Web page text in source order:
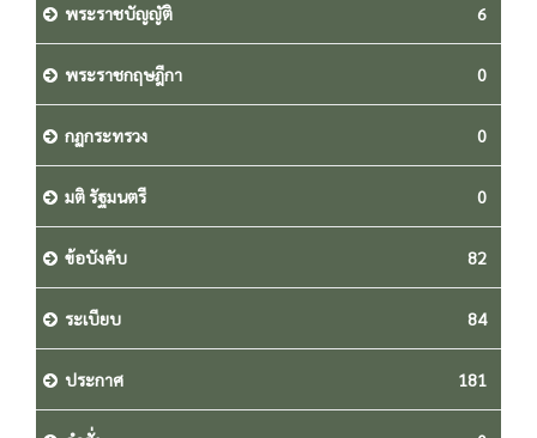
พระราชบัญญัติ 6
พระราชกฤษฎีกา 0
กฏกระทรวง 0
มติ รัฐมนตรี 0
ข้อบังคับ 82
ระเบียบ 84
ประกาศ 181